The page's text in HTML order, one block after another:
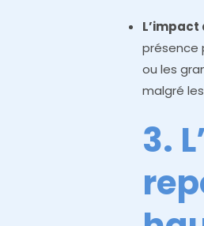
présence
ou les
malgré
3.